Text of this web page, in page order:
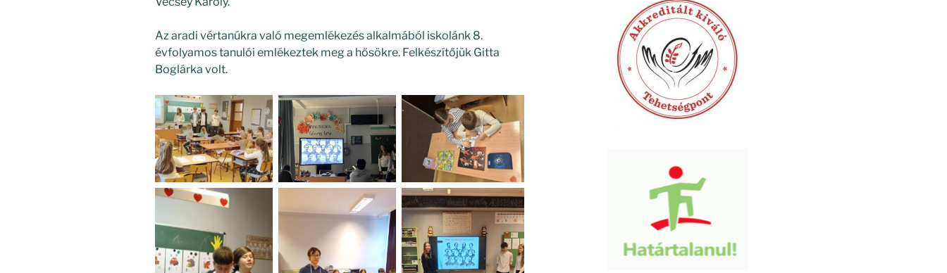
Az aradi vértanúkra való megemlékezés alkalmából iskolánk 8.
évfolyamos tanulói emlékeztek meg a hősökre. Felkészítőjük Gitta
Boglárka volt.